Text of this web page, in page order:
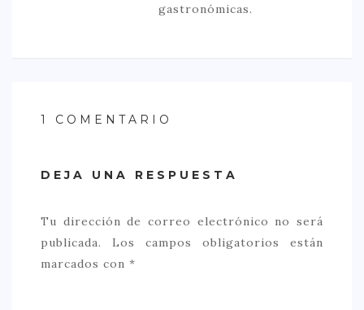
gastronómicas.
1 COMENTARIO
DEJA UNA RESPUESTA
Tu dirección de correo electrónico no será
publicada.
Los campos obligatorios están
marcados con *